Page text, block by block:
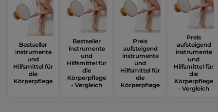
Bestseller
instrumente
und
Hilfsmittel für
die
Körperpflege
Bestseller
instrumente
und
Hilfsmittel für
die
Körperpflege
- Vergleich
Preis
aufsteigend
instrumente
und
Hilfsmittel für
die
Körperpflege
Preis
aufsteigend
instrumente
und
Hilfsmittel für
die
Körperpflege
- Vergleich